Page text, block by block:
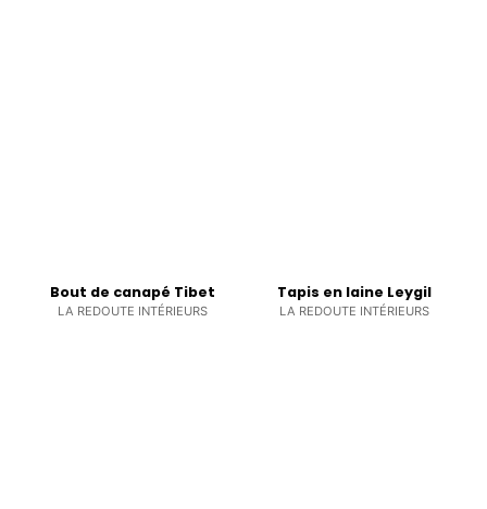
Bout de canapé Tibet
LA REDOUTE INTÉRIEURS
Tapis en laine Leygil
LA REDOUTE INTÉRIEURS